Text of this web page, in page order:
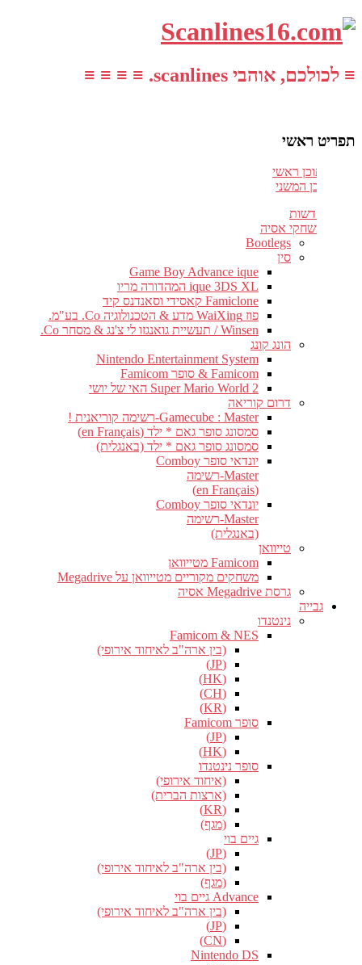
≡ לכולכם, אוהבי scanlines. ≡ ≡ ≡ ≡
תפריט ראשי
עבור לתוכן ראשי
דלג לתוכן המשני
חדשות
משחקי אסיה
Bootlegs
סין
Game Boy Advance ique
ique 3DS XL המהדורה מריו
Famiclone קאסידי וסאנדנס קיד
פוז WaiXing מדע & הטכנולוגיה Co. בע"מ.
Winsen / תעשיית גואנגזו לי צ'נג & מסחר Co.
הונג קונג
Nintendo Entertainment System
Famicom & סופר Famicom
Super Mario World 2 האי של יושי
דרום קוריאה
Gamecube : Master-רשימה קוריאנית !
סמסונג סופר גאם * ילד (en Français)
סמסונג סופר גאם * ילד (באנגלית)
יונדאי סופר Comboy
Master-רשימה
(en Français)
יונדאי סופר Comboy
Master-רשימה
(באנגלית)
טייוואן
Famicom מטייוואן
משחקים מקוריים מטייוואן על Megadrive
גרסת Megadrive אסיה
גבייה
נינטנדו
Famicom & NES
(בין ארה"ב לאיחוד אירופי)
(JP)
(HK)
(CH)
(KR)
סופר Famicom
(JP)
(HK)
סופר נינטנדו
(איחוד אירופי)
(ארצות הברית)
(KR)
(מגף)
גיים בוי
(JP)
(בין ארה"ב לאיחוד אירופי)
(מגף)
Advance גיים בוי
(בין ארה"ב לאיחוד אירופי)
(JP)
(CN)
Nintendo DS